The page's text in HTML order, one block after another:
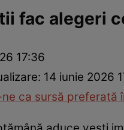
EvenimenteHoroscop
fac alegeri
17:36
14 iunie 2026
ca sursă preferată